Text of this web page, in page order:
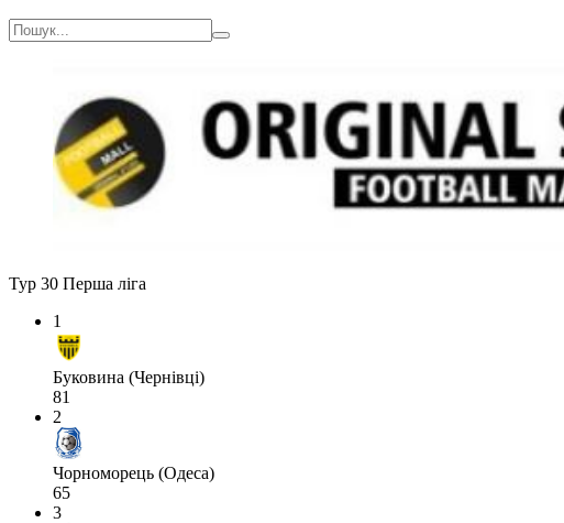
Тур 30 Перша ліга
1
Буковина (Чернівці)
81
2
Чорноморець (Одеса)
65
3